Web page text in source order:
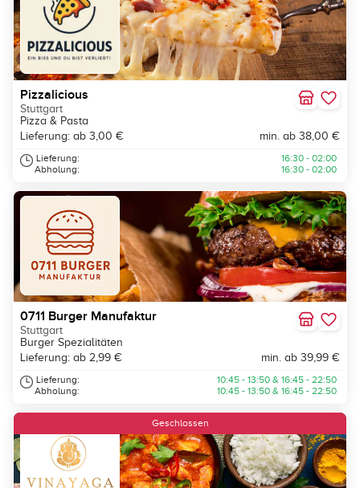
Pizzalicious
Stuttgart
Pizza & Pasta
Lieferung: ab 3,00 €
min. ab 38,00 €
Lieferung:
Abholung:
16:30 - 02:00
16:30 - 02:00
0711 Burger Manufaktur
Stuttgart
Burger Spezialitäten
Lieferung: ab 2,99 €
min. ab 39,99 €
Lieferung:
Abholung:
10:45 - 13:50 & 16:45 - 22:50
10:45 - 13:50 & 16:45 - 22:50
Geschlossen